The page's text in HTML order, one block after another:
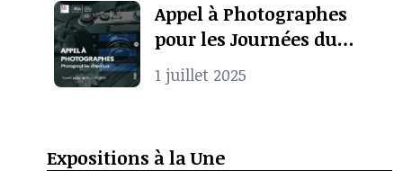
Appel à Photographes
pour les Journées du
Patrimoine à Pointe-
Noire
1 juillet 2025
Expositions à la Une